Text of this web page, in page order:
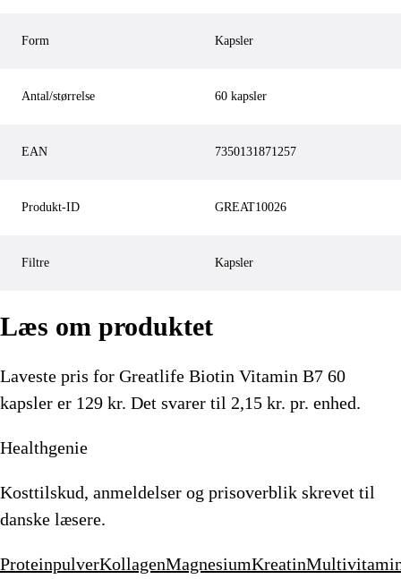
Form Kapsler
Antal/størrelse 60 kapsler
EAN 7350131871257
Produkt-ID GREAT10026
Filtre Kapsler
Læs om produktet
Laveste pris for Greatlife Biotin Vitamin B7 60
kapsler er 129 kr. Det svarer til 2,15 kr. pr. enhed.
Healthgenie
Kosttilskud, anmeldelser og prisoverblik skrevet til
danske læsere.
ProteinpulverKollagenMagnesiumKreatin